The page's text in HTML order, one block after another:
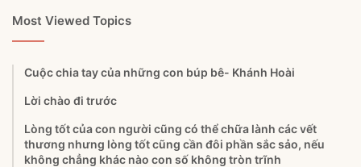
Most Viewed Topics
Cuộc chia tay của những con búp bê- Khánh Hoài
Lời chào đi trước
Lòng tốt của con người cũng có thể chữa lành các vết
thương nhưng lòng tốt cũng cần đôi phần sắc sảo, nếu
không chẳng khác nào con số không tròn trĩnh